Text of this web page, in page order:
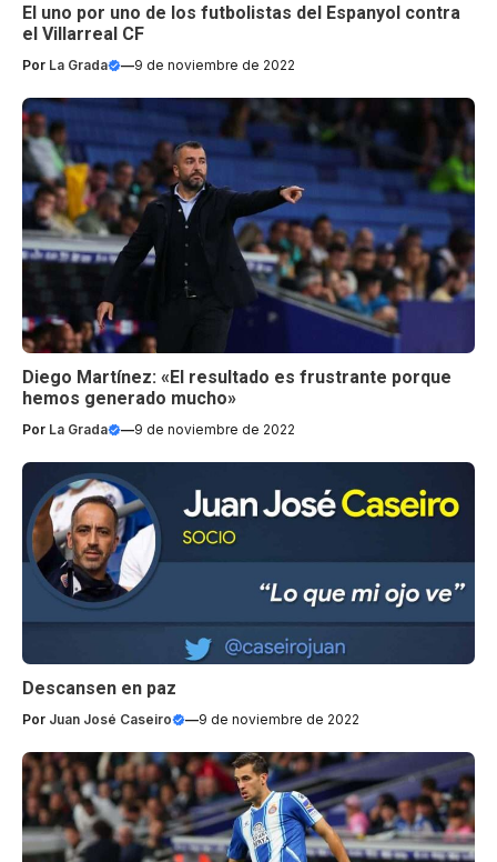
El uno por uno de los futbolistas del Espanyol contra
el Villarreal CF
Por La Grada —9 de noviembre de 2022
Diego Martínez: «El resultado es frustrante porque
hemos generado mucho»
Por La Grada —9 de noviembre de 2022
Descansen en paz
Por Juan José Caseiro —9 de noviembre de 2022